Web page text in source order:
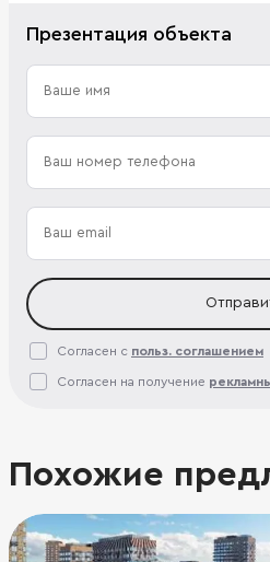
Презентация объекта
Согласен с польз. соглашением
Согласен на получение
Похожие